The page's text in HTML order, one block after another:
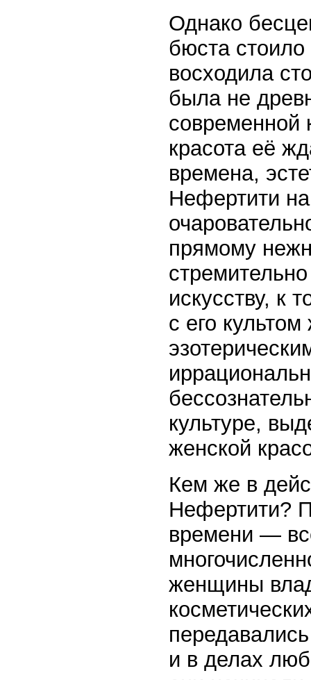
Однако
бюста
восходила
была не
современной
красота её
времена,
Нефертити
прямому
искусству, к
с его
культуре,
женской
Кем же в
Нефертити?
времени —
женщины
и в делах